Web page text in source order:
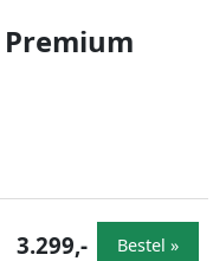
3.299,- Bestel »